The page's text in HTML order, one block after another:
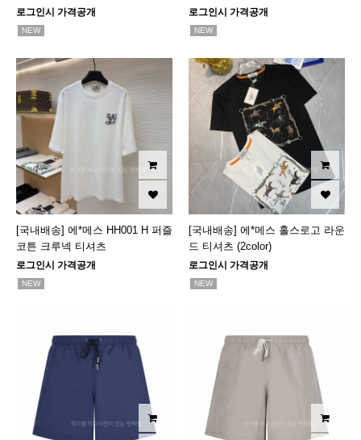
로그인시 가격공개
NEW
로그인시 가격공개
NEW
[국내배송] 에*메스 HH001 H 퍼즐
코튼 크루넥 티셔츠
로그인시 가격공개
NEW
[국내배송] 에*메스 홀스로고 라운
드 티셔츠 (2color)
로그인시 가격공개
NEW